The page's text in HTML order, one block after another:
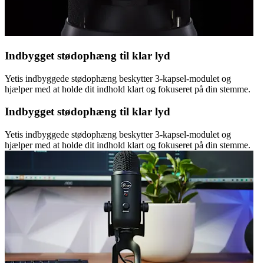
Indbygget stødophæng til klar lyd
Yetis indbyggede stødophæng beskytter 3-kapsel-modulet og
hjælper med at holde dit indhold klart og fokuseret på din stemme.
Indbygget stødophæng til klar lyd
Yetis indbyggede stødophæng beskytter 3-kapsel-modulet og
hjælper med at holde dit indhold klart og fokuseret på din stemme.